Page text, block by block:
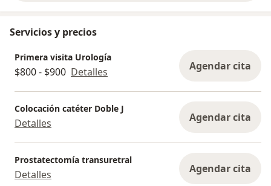
Servicios y precios
Primera visita Urología
$800 - $900 Detalles Agendar cita
Colocación catéter Doble J
Detalles Agendar cita
Prostatectomía transuretral
Detalles Agendar cita